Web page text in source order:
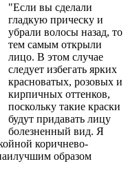
"Если вы сделали
гладкую прическу и
убрали волосы назад, то
тем самым открыли
лицо. В этом случае
следует избегать ярких
красноватых, розовых и
кирпичных оттенков,
поскольку такие краски
будут придавать лицу
болезненный вид. Я
коричнево-
образом